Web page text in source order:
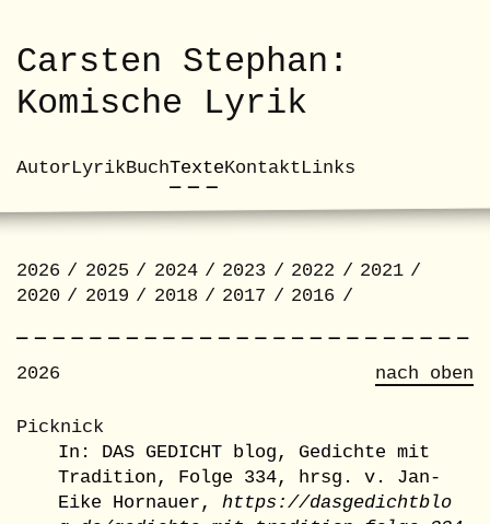
Carsten Stephan:
Komische Lyrik
AutorLyrikBuchTexteKontaktLinks
Texte
2026 2025 2024 2023 2022
2021
2020
2019 2018 2017 2016
2026 nach oben
Picknick
In: DAS GEDICHT blog, Gedichte mit
Tradition, Folge 334, hrsg. v. Jan-
Eike Hornauer,https://dasgedichtblo